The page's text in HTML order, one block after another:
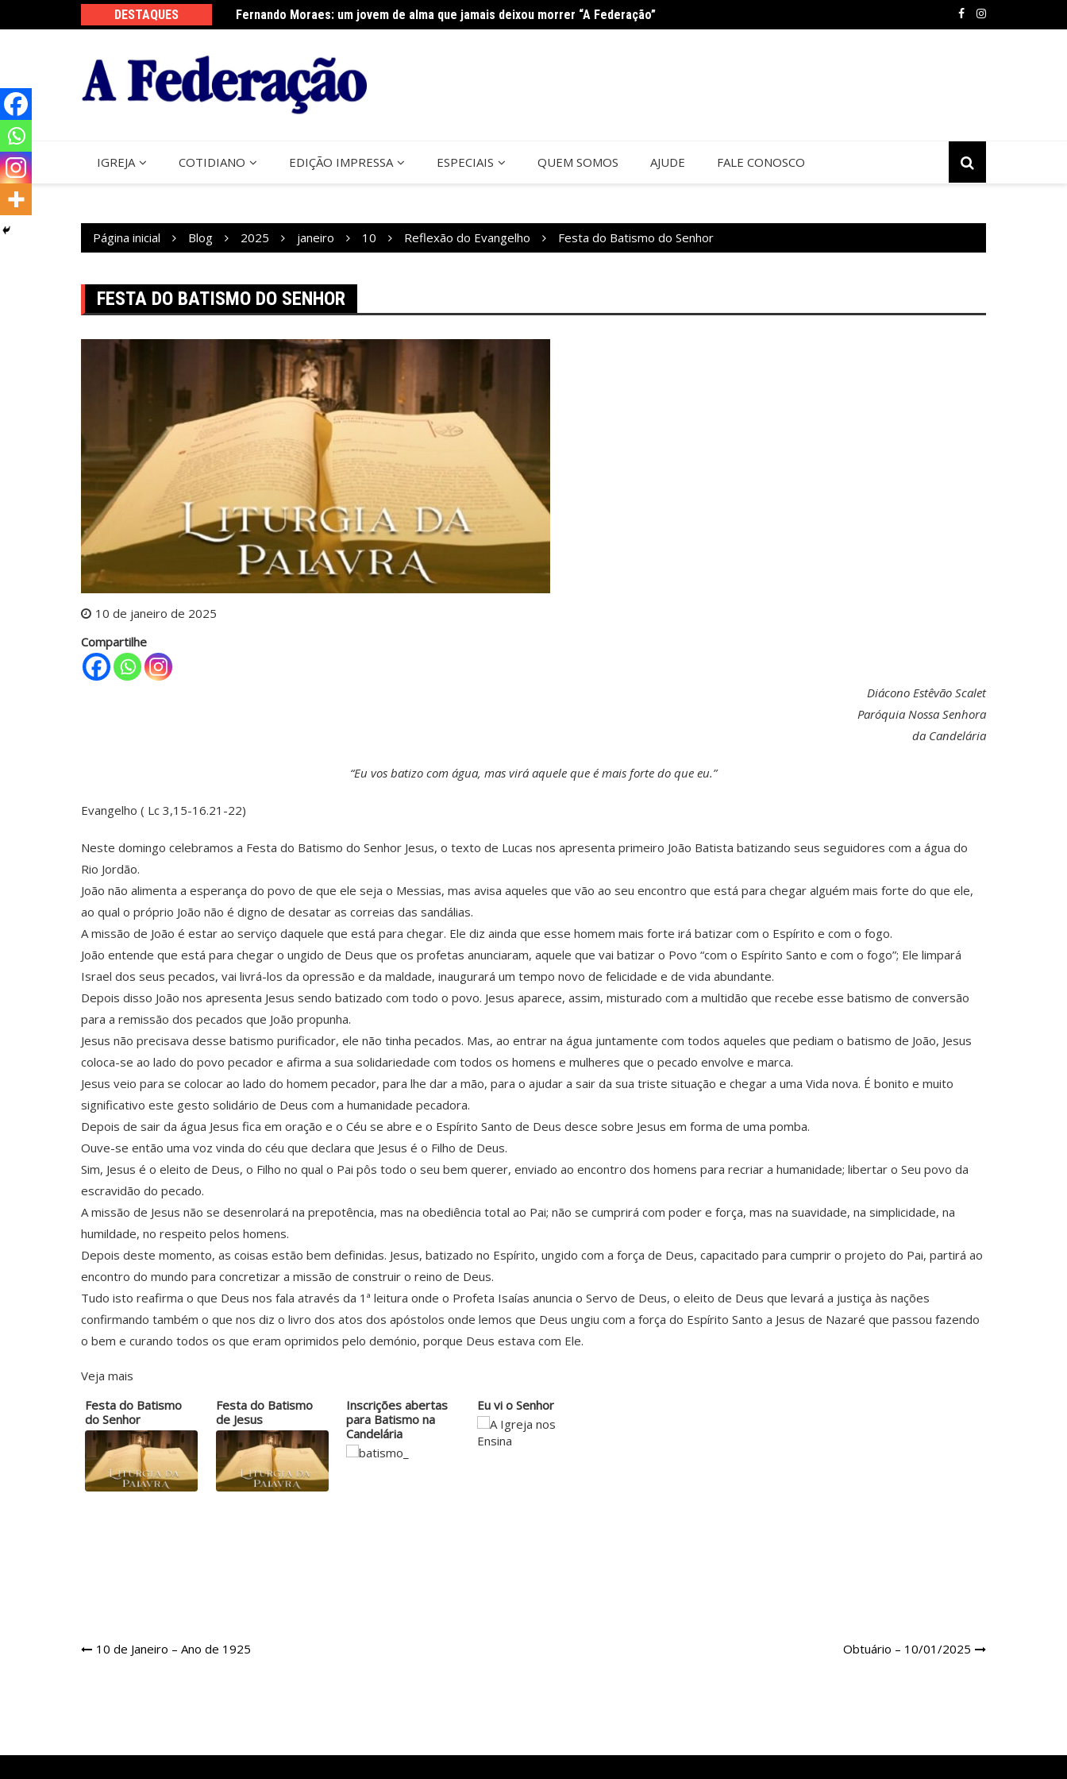
DESTAQUES Fernando Moraes: um jovem de alma que jamais deixou morrer “A Federação”
Curso Oração e Vida na Paróquia São José Cerco de Jericó termina neste sábado na São Judas Tadeu
IGREJA COTIDIANO EDIÇÃO IMPRESSA ESPECIAIS QUEM SOMOS AJUDE FALE CONOSCO
Página inicial Blog 2025 janeiro 10 Reflexão do Evangelho Festa do Batismo do Senhor
FESTA DO BATISMO DO SENHOR
10 de janeiro de 2025
Compartilhe
Diácono Estêvão Scalet
Paróquia Nossa Senhora
da Candelária
“Eu vos batizo com água, mas virá aquele que é mais forte do que eu.”
Evangelho ( Lc 3,15-16.21-22)
Neste domingo celebramos a Festa do Batismo do Senhor Jesus, o texto de Lucas nos apresenta primeiro João Batista batizando seus seguidores com a água do
Rio Jordão.
João não alimenta a esperança do povo de que ele seja o Messias, mas avisa aqueles que vão ao seu encontro que está para chegar alguém mais forte do que ele,
ao qual o próprio João não é digno de desatar as correias das sandálias.
A missão de João é estar ao serviço daquele que está para chegar. Ele diz ainda que esse homem mais forte irá batizar com o Espírito e com o fogo.
João entende que está para chegar o ungido de Deus que os profetas anunciaram, aquele que vai batizar o Povo “com o Espírito Santo e com o fogo”; Ele limpará
Israel dos seus pecados, vai livrá-los da opressão e da maldade, inaugurará um tempo novo de felicidade e de vida abundante.
Depois disso João nos apresenta Jesus sendo batizado com todo o povo. Jesus aparece, assim, misturado com a multidão que recebe esse batismo de conversão
para a remissão dos pecados que João propunha.
Jesus não precisava desse batismo purificador, ele não tinha pecados. Mas, ao entrar na água juntamente com todos aqueles que pediam o batismo de João, Jesus
coloca-se ao lado do povo pecador e afirma a sua solidariedade com todos os homens e mulheres que o pecado envolve e marca.
Jesus veio para se colocar ao lado do homem pecador, para lhe dar a mão, para o ajudar a sair da sua triste situação e chegar a uma Vida nova. É bonito e muito
significativo este gesto solidário de Deus com a humanidade pecadora.
Depois de sair da água Jesus fica em oração e o Céu se abre e o Espírito Santo de Deus desce sobre Jesus em forma de uma pomba.
Ouve-se então uma voz vinda do céu que declara que Jesus é o Filho de Deus.
Sim, Jesus é o eleito de Deus, o Filho no qual o Pai pôs todo o seu bem querer, enviado ao encontro dos homens para recriar a humanidade; libertar o Seu povo da
escravidão do pecado.
A missão de Jesus não se desenrolará na prepotência, mas na obediência total ao Pai; não se cumprirá com poder e força, mas na suavidade, na simplicidade, na
humildade, no respeito pelos homens.
Depois deste momento, as coisas estão bem definidas. Jesus, batizado no Espírito, ungido com a força de Deus, capacitado para cumprir o projeto do Pai, partirá ao
encontro do mundo para concretizar a missão de construir o reino de Deus.
Tudo isto reafirma o que Deus nos fala através da 1ª leitura onde o Profeta Isaías anuncia o Servo de Deus, o eleito de Deus que levará a justiça às nações
confirmando também o que nos diz o livro dos atos dos apóstolos onde lemos que Deus ungiu com a força do Espírito Santo a Jesus de Nazaré que passou fazendo
o bem e curando todos os que eram oprimidos pelo demónio, porque Deus estava com Ele.
Veja mais
Festa do Batismo
do Senhor
Festa do Batismo
de Jesus
Inscrições abertas
para Batismo na
Candelária
Eu vi o Senhor
Navegação
10 de Janeiro – Ano de 1925 Obtuário – 10/01/2025